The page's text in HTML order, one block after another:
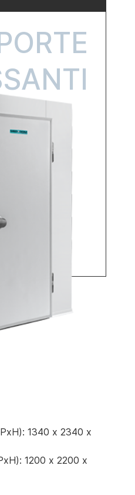
1340 x 2340 x
1200 x 2200 x